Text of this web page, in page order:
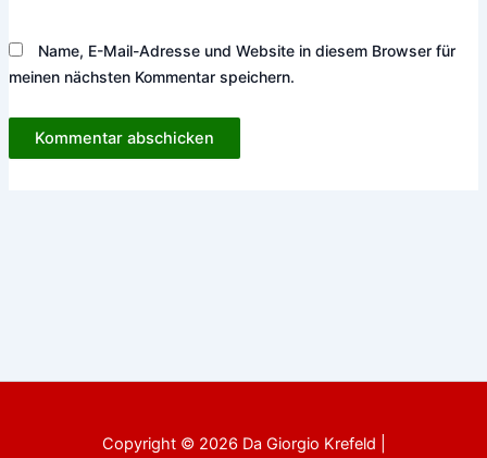
Name, E-Mail-Adresse und Website in diesem Browser für
meinen nächsten Kommentar speichern.
Copyright © 2026 Da Giorgio Krefeld |